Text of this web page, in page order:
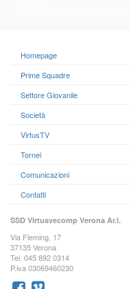
Homepage
Prime Squadre
Settore Giovanile
Società
VirtusTV
Tornei
Comunicazioni
Contatti
SSD Virtusvecomp Verona Ar.l.
Via Fleming, 17
37135 Verona
Tel. 045 892 0314
P.iva 03069460230